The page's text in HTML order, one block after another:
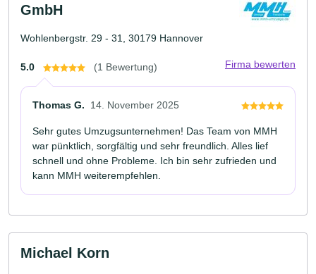
GmbH
Wohlenbergstr. 29 - 31, 30179 Hannover
5.0 (1 Bewertung) Firma bewerten
Thomas G. 14. November 2025
Sehr gutes Umzugsunternehmen! Das Team von MMH
war pünktlich, sorgfältig und sehr freundlich. Alles lief
schnell und ohne Probleme. Ich bin sehr zufrieden und
kann MMH weiterempfehlen.
Michael Korn